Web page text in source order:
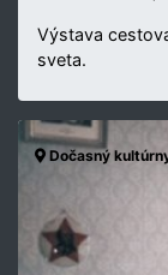
Výstava
sveta.
Dočasný